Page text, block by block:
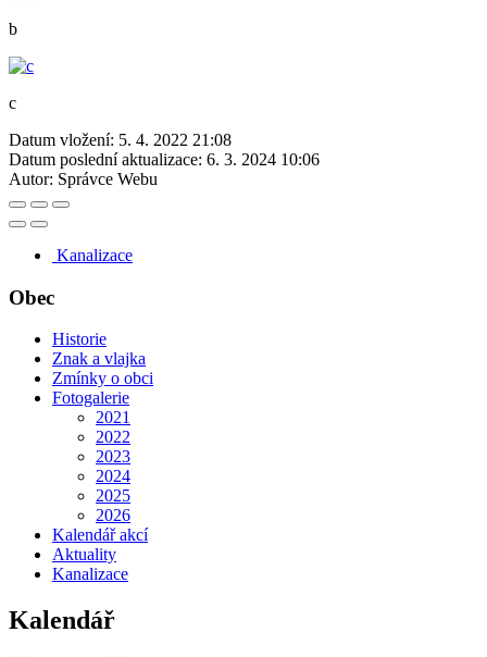
b
c
Datum vložení: 5. 4. 2022 21:08
Datum poslední aktualizace: 6. 3. 2024 10:06
Autor: Správce Webu
Kanalizace
Obec
Historie
Znak a vlajka
Zmínky o obci
Fotogalerie
2021
2022
2023
2024
2025
2026
Kalendář akcí
Aktuality
Kanalizace
Kalendář